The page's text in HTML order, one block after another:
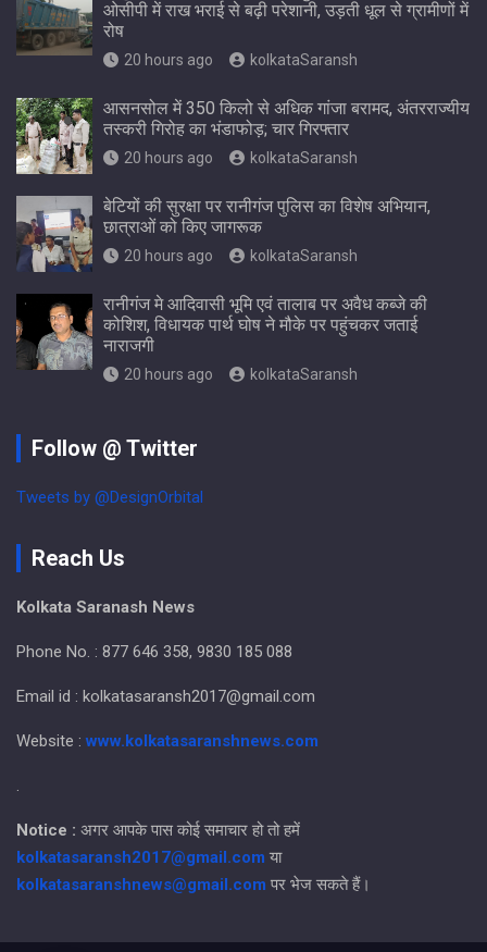
ओसीपी में राख भराई से बढ़ी परेशानी, उड़ती धूल से ग्रामीणों में
रोष
20 hours ago kolkataSaransh
आसनसोल में 350 किलो से अधिक गांजा बरामद, अंतरराज्यीय
तस्करी गिरोह का भंडाफोड़; चार गिरफ्तार
20 hours ago kolkataSaransh
बेटियों की सुरक्षा पर रानीगंज पुलिस का विशेष अभियान,
छात्राओं को किए जागरूक
20 hours ago kolkataSaransh
रानीगंज मे आदिवासी भूमि एवं तालाब पर अवैध कब्जे की
कोशिश, विधायक पार्थ घोष ने मौके पर पहुंचकर जताई
नाराजगी
20 hours ago kolkataSaransh
Follow @ Twitter
Tweets by @DesignOrbital
Reach Us
Kolkata Saranash News
Phone No. : 877 646 358, 9830 185 088
Email id : kolkatasaransh2017@gmail.com
Website : www.kolkatasaranshnews.com
.
Notice : अगर आपके पास कोई समाचार हो तो हमें
kolkatasaransh2017@gmail.com या
kolkatasaranshnews@gmail.com पर भेज सकते हैं।